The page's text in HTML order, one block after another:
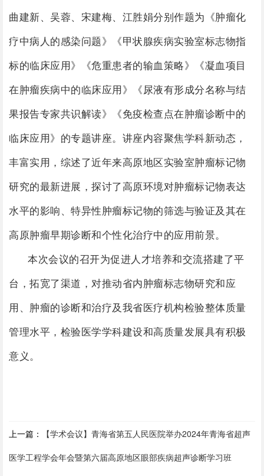
曲建新、吴蓉、宋建梅、江胜娟分别作题为《肿瘤化
疗中病人的感染问题》《甲状腺疾病实验室标志物指
标的临床应用》《危重患者的输血策略》《凝血项目
在肿瘤疾病中的临床应用》《尿液有形成分名称与结
果报告专家共识解读》《免疫检查点在肿瘤诊断中的
临床应用》的专题讲座。 讲座内容聚焦学科新动态，
丰富实用，综述了近年来高原地区实验室肿瘤标记物
研究的最新进展，探讨了高原环境对肿瘤标记物表达
水平的影响、特异性肿瘤标记物的筛选与验证及其在
高原肿瘤早期诊断和个性化治疗中的应用前景。
本次会议的召开为促进人才培养和交流搭建了平
台，拓宽了渠道，对推动省内肿瘤标志物研究和应
用、肿瘤的诊断和治疗及我省医疗机构检验整体质量
管理水平，检验医学学科建设和高质量发展具有积极
意义。
上一篇：
【学术会议】青海省第五人民医院举办2024年青海省超声
医学工程学会年会暨第六届高原地区眼部疾病超声诊断学习班